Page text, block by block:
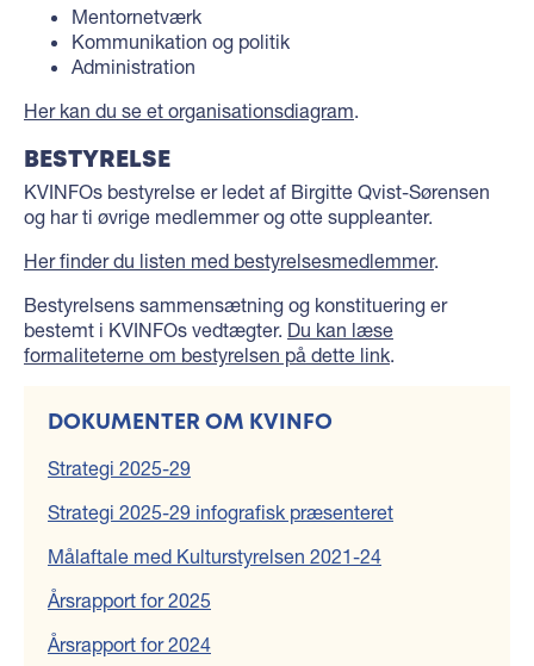
DOKUMENTER OM KVINFO
Strategi 2025-29
Strategi 2025-29 infografisk præsenteret
Målaftale med Kulturstyrelsen 2021-24
Årsrapport for 2025
Årsrapport for 2024
Mentornetværk
Kommunikation og politik
Administration
Her kan du se et organisationsdiagram.
BESTYRELSE
KVINFOs bestyrelse er ledet af Birgitte Qvist-Sørensen
og har ti øvrige medlemmer og otte suppleanter.
Her finder du listen med bestyrelsesmedlemmer.
Bestyrelsens sammensætning og konstituering er
bestemt i KVINFOs vedtægter. Du kan læse
formaliteterne om bestyrelsen på dette link.